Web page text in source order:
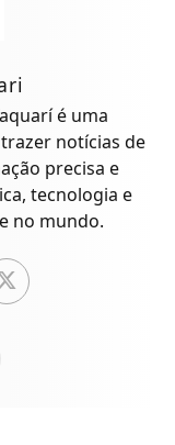
é uma
notícias de
precisa e
tecnologia e
no mundo.